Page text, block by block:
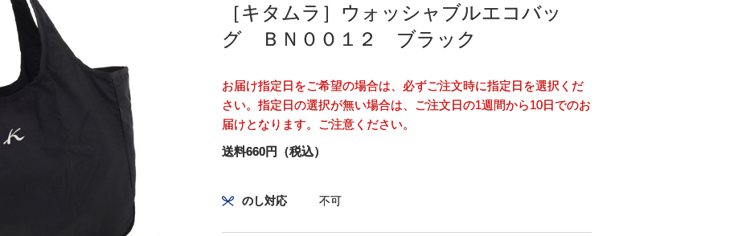
［キタムラ］ウォッシャブルエコバッ
グ ＢＮ００１２ ブラック
お届け指定日をご希望の場合は、必ずご注文時に指定日を選択くだ
さい。指定日の選択が無い場合は、ご注文日の1週間から10日でのお
届けとなります。ご注意ください。
送料660円（税込）
のし対応 不可